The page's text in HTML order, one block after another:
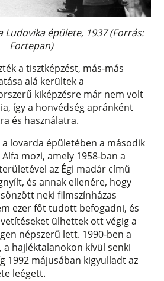
Ludovika épülete, 1937 (Forrás:
Fortepan)
a tisztképzést, más-más
alá kerültek a
kiképzésre már nem volt
így a honvédség apránként
és használatra.
lovarda épületében a második
mozi, amely 1958-ban a
az Égi madár című
és annak ellenére, hogy
neki filmszínházas
ezer főt tudott befogadni, és
ülhettek ott végig a
népszerű lett. 1990-ben a
hajléktalanokon kívül senki
1992 májusában kigyulladt az
leégett.